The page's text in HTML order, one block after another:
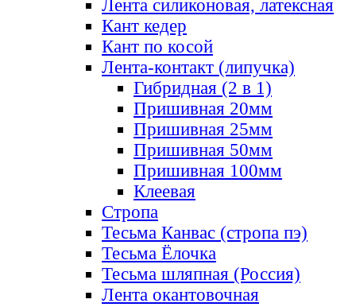
Лента силиконовая, латексная
Кант кедер
Кант по косой
Лента-контакт (липучка)
Гибридная (2 в 1)
Пришивная 20мм
Пришивная 25мм
Пришивная 50мм
Пришивная 100мм
Клеевая
Стропа
Тесьма Канвас (стропа пэ)
Тесьма Ёлочка
Тесьма шляпная (Россия)
Лента окантовочная